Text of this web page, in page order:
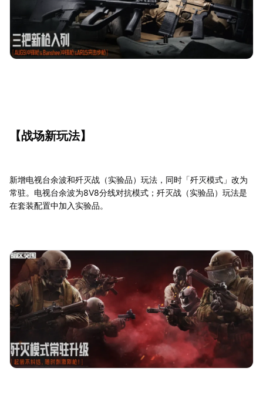
【战场新玩法】
新增电视台余波和歼灭战（实验品）玩法，同时「歼灭模式」改为
常驻。电视台余波为8V8分线对抗模式；歼灭战（实验品）玩法是
在套装配置中加入实验品。